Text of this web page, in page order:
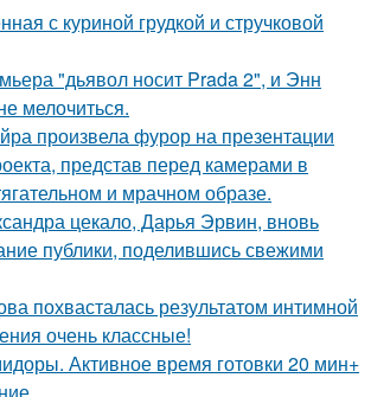
с куриной грудкой и стручковой
"дьявол носит Prada 2", и Энн
мелочиться.
произвела фурор на презентации
представ перед камерами в
и мрачном образе.
цекало, Дарья Эрвин, вновь
публики, поделившись свежими
похвасталась результатом интимной
очень классные!
Активное время готовки 20 мин+